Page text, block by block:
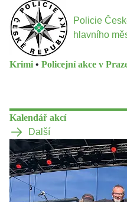
Policie
hlavního
Krimi • Policejní akce v
Kalendář akcí
Další